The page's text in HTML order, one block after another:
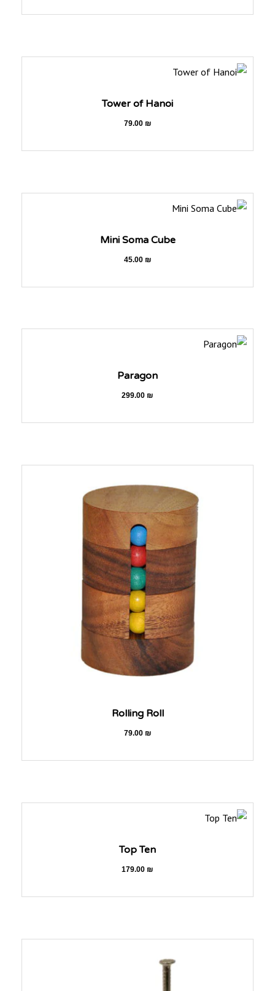
Tower of Hanoi
79.00₪
Mini Soma Cube
45.00₪
Paragon
299.00₪
Rolling Roll
79.00₪
Top Ten
179.00₪